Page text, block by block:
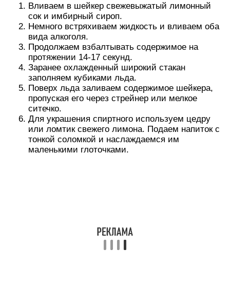
Вливаем в шейкер свежевыжатый лимонный
сок и имбирный сироп.
Немного встряхиваем жидкость и вливаем оба
вида алкоголя.
Продолжаем взбалтывать содержимое на
протяжении 14-17 секунд.
Заранее охлажденный широкий стакан
заполняем кубиками льда.
Поверх льда заливаем содержимое шейкера,
пропуская его через стрейнер или мелкое
ситечко.
Для украшения спиртного используем цедру
или ломтик свежего лимона. Подаем напиток с
тонкой соломкой и наслаждаемся им
маленькими глоточками.